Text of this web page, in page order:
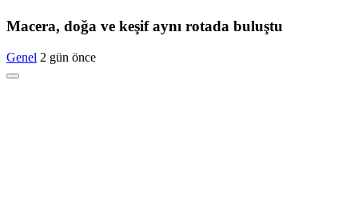
Macera, doğa ve keşif aynı rotada buluştu
Genel 2 gün önce